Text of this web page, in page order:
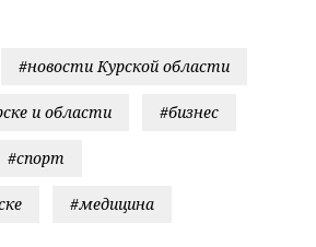
#новости Курской области
и области #бизнес
#спорт
#медицина